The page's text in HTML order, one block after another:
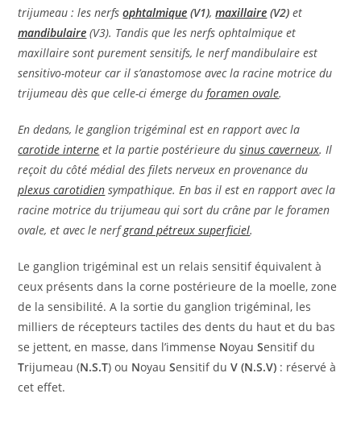
trijumeau : les nerfsophtalmique (V1),maxillaire (V2) et
mandibulaire (V3). Tandis que les nerfs ophtalmique et
maxillaire sont purement sensitifs, le nerf mandibulaire est
sensitivo-moteur car il s’anastomose avec la racine motrice du
trijumeau dès que celle-ci émerge duforamen ovale.
En dedans, le ganglion trigéminal est en rapport avec la
carotide interne et la partie postérieure dusinus caverneux. Il
reçoit du côté médial des filets nerveux en provenance du
plexus carotidien sympathique. En bas il est en rapport avec la
racine motrice du trijumeau qui sort du crâne par le foramen
ovale, et avec le nerfgrand pétreux superficiel.
Le ganglion trigéminal est un relais sensitif équivalent à
ceux présents dans la corne postérieure de la moelle, zone
de la sensibilité. A la sortie du ganglion trigéminal, les
milliers de récepteurs tactiles des dents du haut et du bas
se jettent, en masse, dans l’immense NoyauSensitif du
Trijumeau (N.S.T) ou NoyauSensitif duV (N.S.V) : réservé à
cet effet.